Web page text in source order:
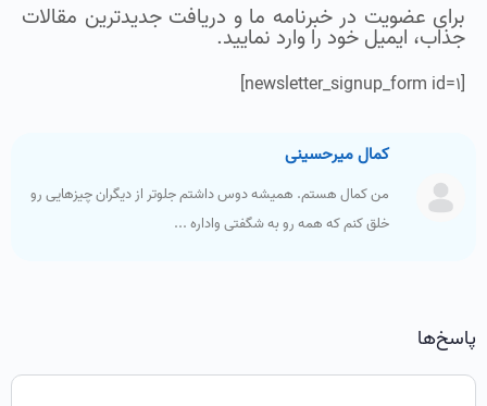
برای عضویت در خبرنامه ما و دریافت جدیدترین مقالات
جذاب، ایمیل خود را وارد نمایید.
[newsletter_signup_form id=1]
کمال میرحسینی
من کمال هستم. همیشه دوس داشتم جلوتر از دیگران چیزهایی رو
خلق کنم که همه رو به شگفتی واداره ...
پاسخ‌ها